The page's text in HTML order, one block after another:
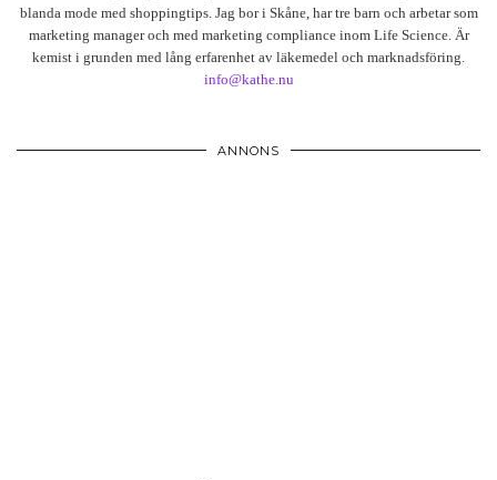
blanda mode med shoppingtips. Jag bor i Skåne, har tre barn och arbetar som
marketing manager och med marketing compliance inom Life Science. Är
kemist i grunden med lång erfarenhet av läkemedel och marknadsföring.
info@kathe.nu
ANNONS